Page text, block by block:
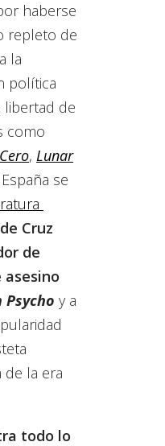
haberse
repleto de
la
política
libertad de
como
, Lunar
se
Cruz
de
Psycho y a
de la era
todo lo